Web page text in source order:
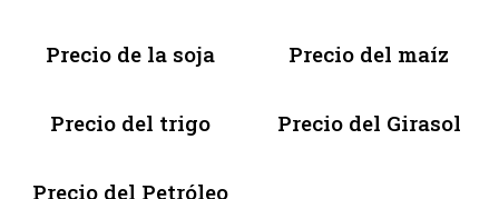
Precio de la soja Precio del maíz
Precio del trigo Precio del Girasol
Precio del Petróleo